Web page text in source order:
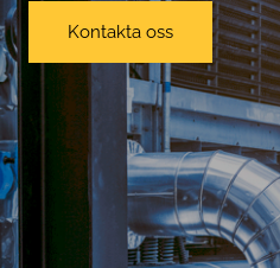
Kontakta oss